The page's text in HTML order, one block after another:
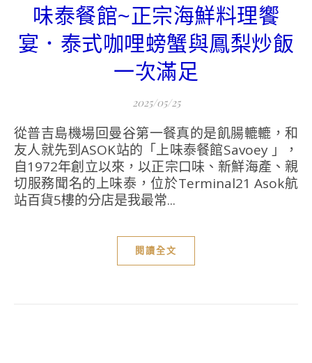
味泰餐館~正宗海鮮料理饗
宴．泰式咖哩螃蟹與鳳梨炒飯
一次滿足
2025/05/25
從普吉島機場回曼谷第一餐真的是飢腸轆轆，和
友人就先到ASOK站的「上味泰餐館Savoey 」，
自1972年創立以來，以正宗口味、新鮮海產、親
切服務聞名的上味泰，位於Terminal21 Asok航
站百貨5樓的分店是我最常...
閱讀全文